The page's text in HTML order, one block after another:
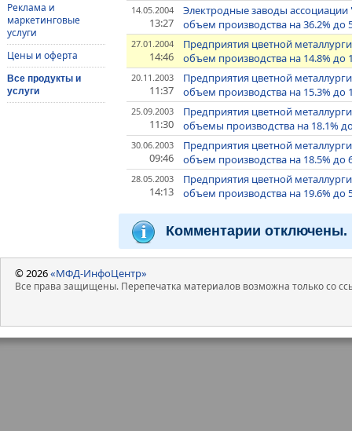
Реклама и
маркетинговые
услуги
Цены и оферта
Все продукты и
услуги
14.05.2004
13:27
Электродные заводы ассоциации
объем производства на 36.2% до
27.01.2004
14:46
Предприятия цветной
объем производства на 14.8% до
20.11.2003
11:37
Предприятия цветной
объем производства на 15.3% до
25.09.2003
11:30
Предприятия цветной
объемы производства на 18.1%
30.06.2003
09:46
Предприятия цветной
объем производства на 18.5% до
28.05.2003
14:13
Предприятия цветной
объем производства на 19.6% до
Комментарии отключены.
© 2026«МФД-ИнфоЦентр»
Все права защищены. Перепечатка материалов возможна только со